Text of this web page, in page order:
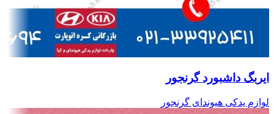
ایربگ داشبورد گرنجور
لوازم یدکی هیوندای گرنجور